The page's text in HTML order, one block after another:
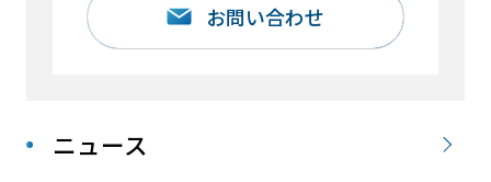
ニュース
お問い合わせ